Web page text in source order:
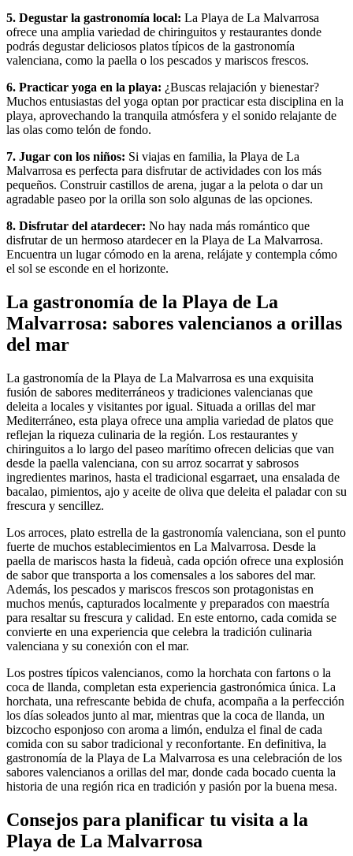
5. Degustar la gastronomía local: La Playa de La Malvarrosa
ofrece una amplia variedad de chiringuitos y restaurantes donde
podrás degustar deliciosos platos típicos de la gastronomía
valenciana, como la paella o los pescados y mariscos frescos.
6. Practicar yoga en la playa: ¿Buscas relajación y bienestar?
Muchos entusiastas del yoga optan por practicar esta disciplina en la
playa, aprovechando la tranquila atmósfera y el sonido relajante de
las olas como telón de fondo.
7. Jugar con los niños: Si viajas en familia, la Playa de La
Malvarrosa es perfecta para disfrutar de actividades con los más
pequeños. Construir castillos de arena, jugar a la pelota o dar un
agradable paseo por la orilla son solo algunas de las opciones.
8. Disfrutar del atardecer: No hay nada más romántico que
disfrutar de un hermoso atardecer en la Playa de La Malvarrosa.
Encuentra un lugar cómodo en la arena, relájate y contempla cómo
el sol se esconde en el horizonte.
La gastronomía de la Playa de La
Malvarrosa: sabores valencianos a orillas
del mar
La gastronomía de la Playa de La Malvarrosa es una exquisita
fusión de sabores mediterráneos y tradiciones valencianas que
deleita a locales y visitantes por igual. Situada a orillas del mar
Mediterráneo, esta playa ofrece una amplia variedad de platos que
reflejan la riqueza culinaria de la región. Los restaurantes y
chiringuitos a lo largo del paseo marítimo ofrecen delicias que van
desde la paella valenciana, con su arroz socarrat y sabrosos
ingredientes marinos, hasta el tradicional esgarraet, una ensalada de
bacalao, pimientos, ajo y aceite de oliva que deleita el paladar con su
frescura y sencillez.
Los arroces, plato estrella de la gastronomía valenciana, son el punto
fuerte de muchos establecimientos en La Malvarrosa. Desde la
paella de mariscos hasta la fideuà, cada opción ofrece una explosión
de sabor que transporta a los comensales a los sabores del mar.
Además, los pescados y mariscos frescos son protagonistas en
muchos menús, capturados localmente y preparados con maestría
para resaltar su frescura y calidad. En este entorno, cada comida se
convierte en una experiencia que celebra la tradición culinaria
valenciana y su conexión con el mar.
Los postres típicos valencianos, como la horchata con fartons o la
coca de llanda, completan esta experiencia gastronómica única. La
horchata, una refrescante bebida de chufa, acompaña a la perfección
los días soleados junto al mar, mientras que la coca de llanda, un
bizcocho esponjoso con aroma a limón, endulza el final de cada
comida con su sabor tradicional y reconfortante. En definitiva, la
gastronomía de la Playa de La Malvarrosa es una celebración de los
sabores valencianos a orillas del mar, donde cada bocado cuenta la
historia de una región rica en tradición y pasión por la buena mesa.
Consejos para planificar tu visita a la
Playa de La Malvarrosa